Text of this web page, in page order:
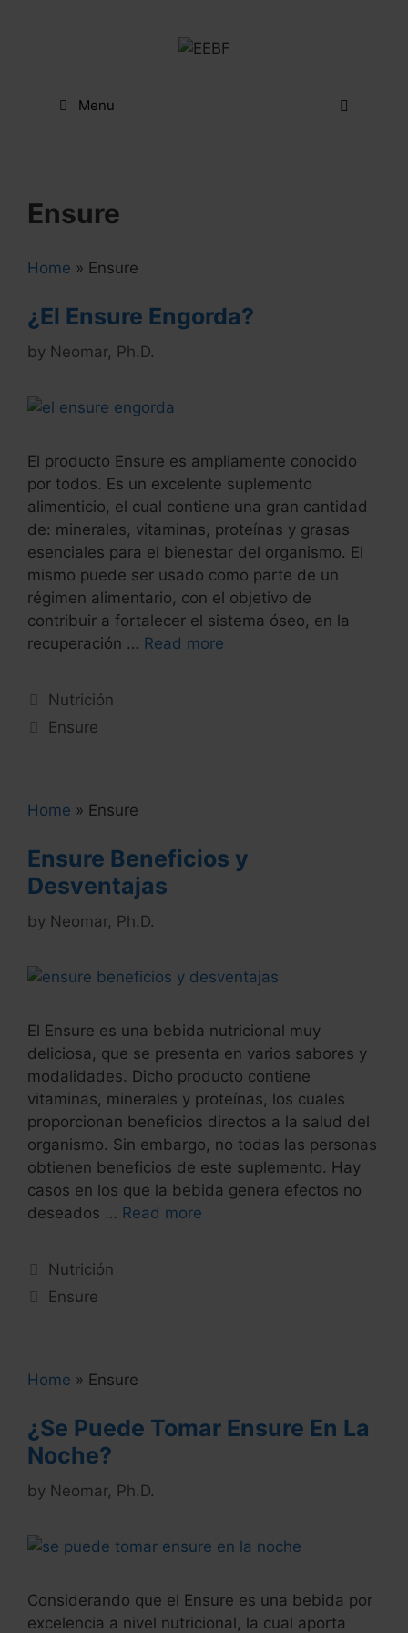
Menu
Ensure
Home » Ensure
¿El Ensure Engorda?
by Neomar, Ph.D.
El producto Ensure es ampliamente conocido
por todos. Es un excelente suplemento
alimenticio, el cual contiene una gran cantidad
de: minerales, vitaminas, proteínas y grasas
esenciales para el bienestar del organismo. El
mismo puede ser usado como parte de un
régimen alimentario, con el objetivo de
contribuir a fortalecer el sistema óseo, en la
recuperación … Read more
Categories
Nutrición
Tags
Ensure
Home » Ensure
Ensure Beneficios y
Desventajas
by Neomar, Ph.D.
El Ensure es una bebida nutricional muy
deliciosa, que se presenta en varios sabores y
modalidades. Dicho producto contiene
vitaminas, minerales y proteínas, los cuales
proporcionan beneficios directos a la salud del
organismo. Sin embargo, no todas las personas
obtienen beneficios de este suplemento. Hay
casos en los que la bebida genera efectos no
deseados … Read more
Categories
Nutrición
Tags
Ensure
Home » Ensure
¿Se Puede Tomar Ensure En La
Noche?
by Neomar, Ph.D.
Considerando que el Ensure es una bebida por
excelencia a nivel nutricional, la cual aporta